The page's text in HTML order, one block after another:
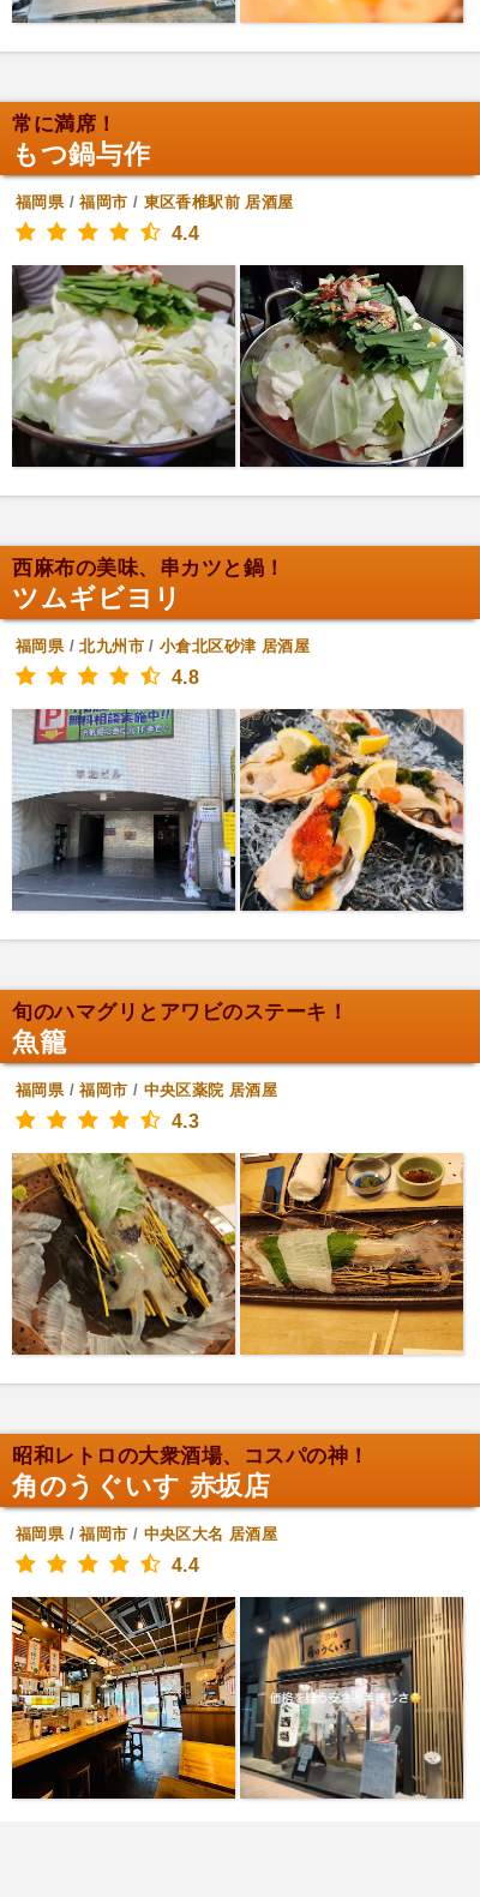
常に満席！
もつ鍋与作
福岡県/福岡市 / 東区香椎駅前 居酒屋
4.4
西麻布の美味、串カツと鍋！
ツムギビヨリ
福岡県/北九州市/小倉北区砂津 居酒屋
4.8
旬のハマグリとアワビのステーキ！
魚籠
福岡県/福岡市 / 中央区薬院 居酒屋
4.3
昭和レトロの大衆酒場、コスパの神！
角のうぐいす 赤坂店
福岡県/福岡市 / 中央区大名 居酒屋
4.4